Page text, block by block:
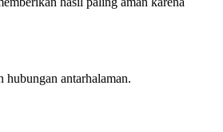
hubungan antarhalaman.